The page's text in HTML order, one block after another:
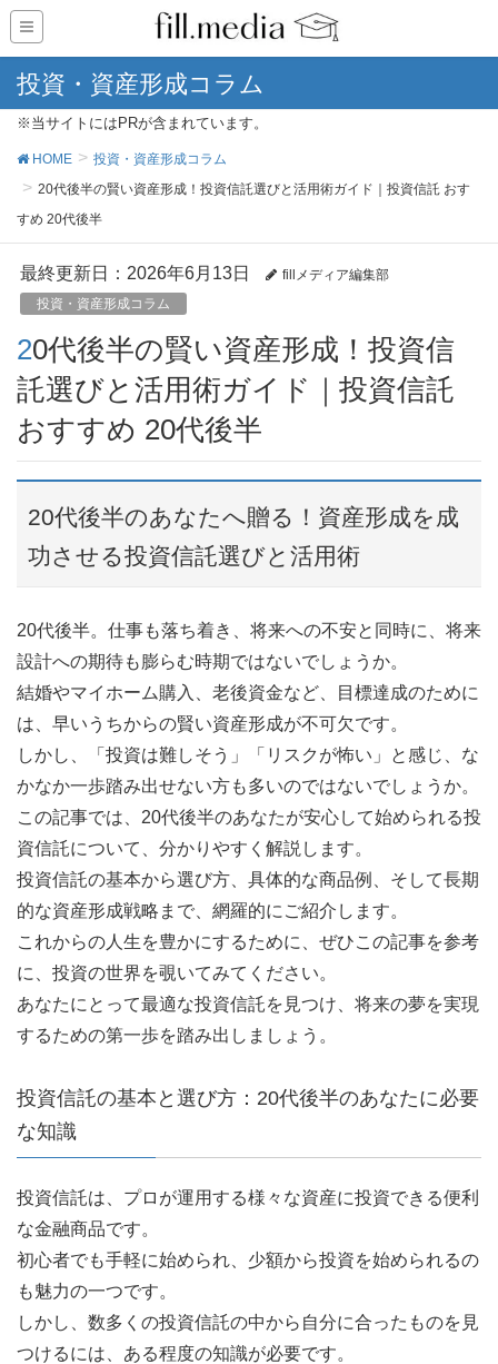
投資・資産形成コラム
※当サイトにはPRが含まれています。
HOME
投資・資産形成コラム
20代後半の賢い資産形成！投資信託選びと活用術ガイド｜投資信託 おす
すめ 20代後半
最終更新日：2026年6月13日
fillメディア編集部
投資・資産形成コラム
20代後半の賢い資産形成！投資信
託選びと活用術ガイド｜投資信託
おすすめ 20代後半
20代後半のあなたへ贈る！資産形成を成
功させる投資信託選びと活用術
20代後半。仕事も落ち着き、将来への不安と同時に、将来
設計への期待も膨らむ時期ではないでしょうか。
結婚やマイホーム購入、老後資金など、目標達成のために
は、早いうちからの賢い資産形成が不可欠です。
しかし、「投資は難しそう」「リスクが怖い」と感じ、な
かなか一歩踏み出せない方も多いのではないでしょうか。
この記事では、20代後半のあなたが安心して始められる投
資信託について、分かりやすく解説します。
投資信託の基本から選び方、具体的な商品例、そして長期
的な資産形成戦略まで、網羅的にご紹介します。
これからの人生を豊かにするために、ぜひこの記事を参考
に、投資の世界を覗いてみてください。
あなたにとって最適な投資信託を見つけ、将来の夢を実現
するための第一歩を踏み出しましょう。
投資信託の基本と選び方：20代後半のあなたに必要
な知識
投資信託は、プロが運用する様々な資産に投資できる便利
な金融商品です。
初心者でも手軽に始められ、少額から投資を始められるの
も魅力の一つです。
しかし、数多くの投資信託の中から自分に合ったものを見
つけるには、ある程度の知識が必要です。